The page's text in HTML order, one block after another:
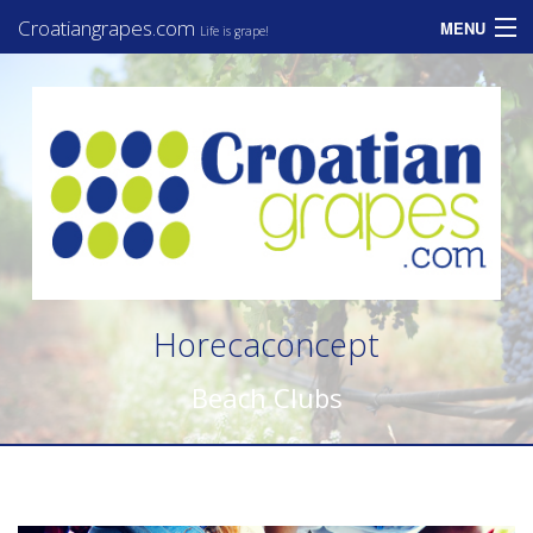
Croatiangrapes.com Life is grape! MENU
Assortiment
Informatie
Zakelijk
Consumenten
Horecaconcept
Beach Clubs